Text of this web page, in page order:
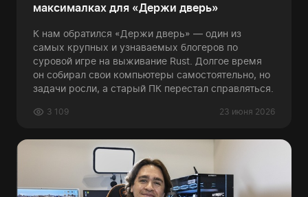
максималках для «Держи дверь»
К нам обратился «Держи дверь» — один из
самых крупных и узнаваемых блогеров по
суровой игре на выживание Rust. Долгое время
он собирал свои компьютеры самостоятельно, но
задачи росли, а старый ПК перестал справляться.
23 июня 2026
3 109